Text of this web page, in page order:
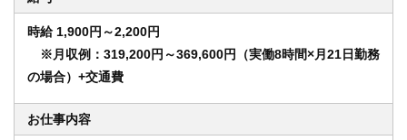
企業の方へ
CMSについて
時給 1,900円～2,200円
※月収例：319,200円～369,600円（実働8時間×月21日勤務
の場合）+交通費
お仕事内容